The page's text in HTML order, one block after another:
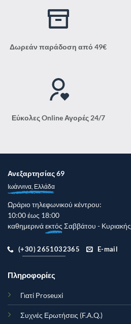
Δωρεάν παράδοση από 49€
Εύκολες Online Αγορές 24/7
Ανεξαρτησίας 69
Ιωάννινα, Ελλάδα
Ωράριο τηλεφωνικού κέντρου:
10:00 έως 18:00
καθημερινάεκτός Σαββάτου - Κυριακής
(+30) 2651032365 E-mail
Πληροφορίες
Γιατί Proseuxi
Συχνές Ερωτήσεις (F.A.Q.)